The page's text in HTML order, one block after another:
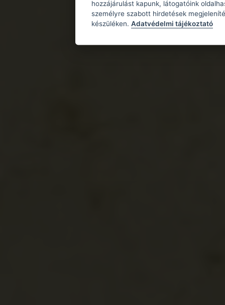
hozzájárulást kapunk, látogatóink
személyre szabott hirdetések
készüléken. Adatvédelmi tájékoztató